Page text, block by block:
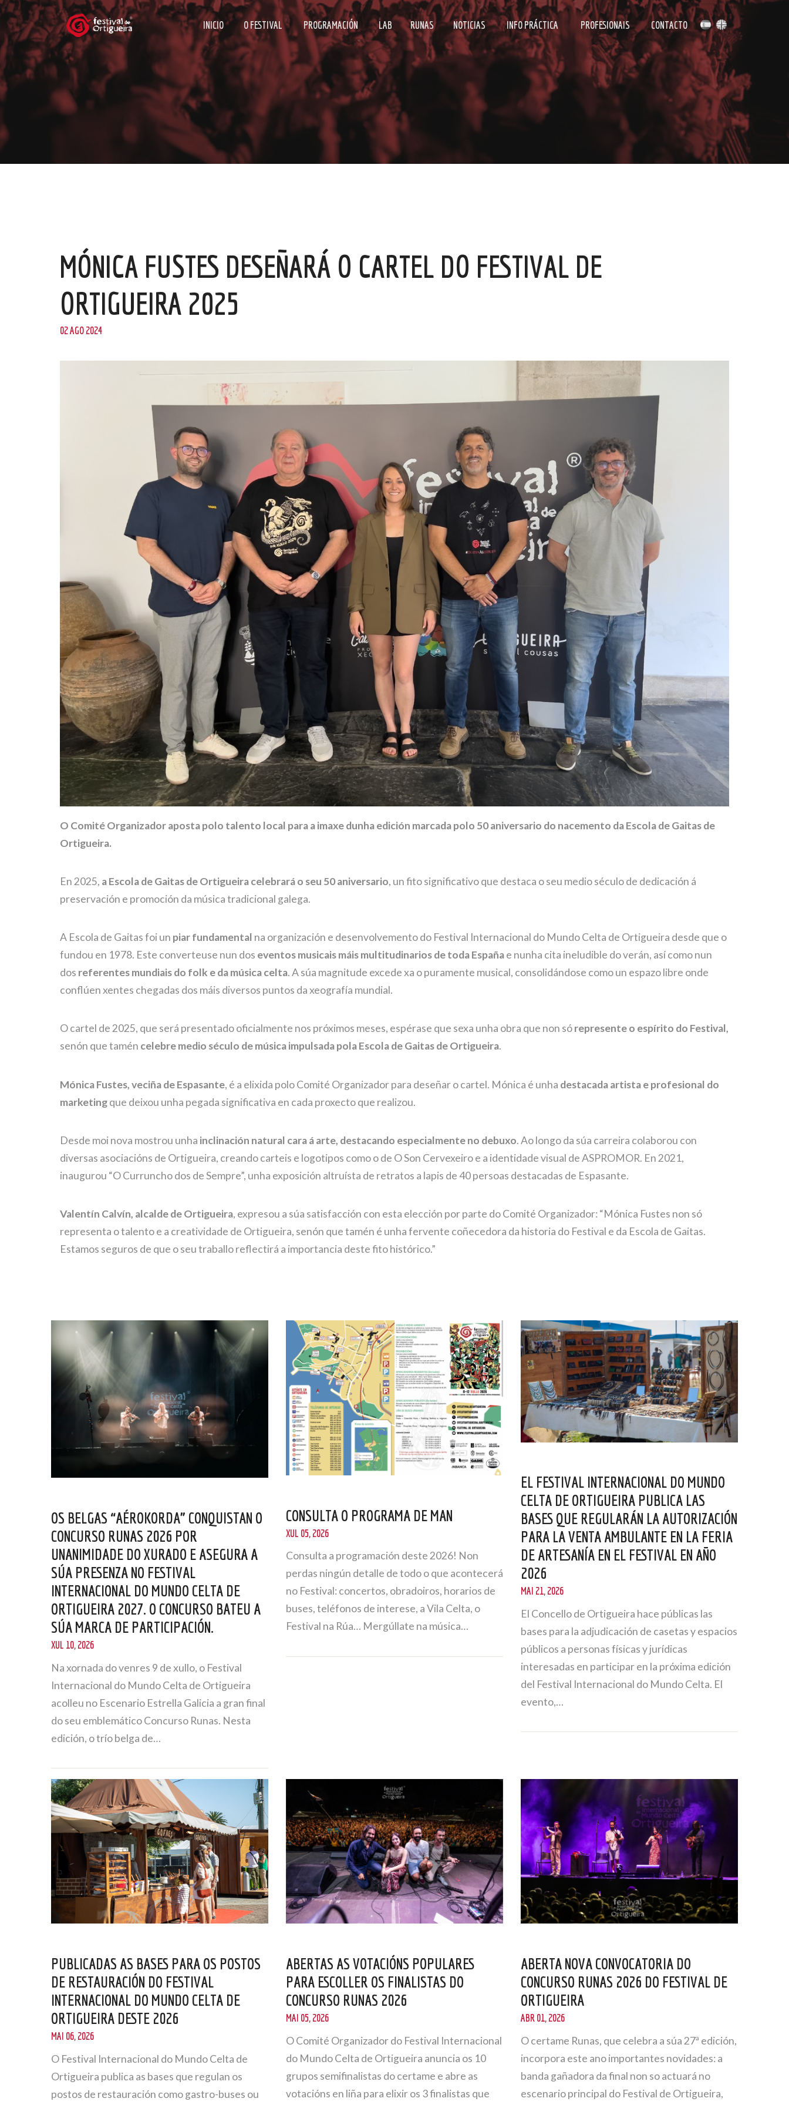
INICIO O FESTIVAL PROGRAMACIÓN LAB RUNAS NOTICIAS INFO PRÁCTICA PROFESIONAIS CONTACTO
MÓNICA FUSTES DESEÑARÁ O CARTEL DO FESTIVAL DE
ORTIGUEIRA 2025
02 AGO 2024
O Comité Organizador aposta polo talento local para a imaxe dunha edición marcada polo 50 aniversario do nacemento da Escola de Gaitas de
Ortigueira.
En 2025, a Escola de Gaitas de Ortigueira celebrará o seu 50 aniversario, un fito significativo que destaca o seu medio século de dedicación á
preservación e promoción da música tradicional galega.
A Escola de Gaitas foi un piar fundamental na organización e desenvolvemento do Festival Internacional do Mundo Celta de Ortigueira desde que o
fundou en 1978. Este converteuse nun dos eventos musicais máis multitudinarios de toda Españae nunha cita ineludible do verán, así como nun
dos referentes mundiais do folk e da música celta. A súa magnitude excede xa o puramente musical, consolidándose como un espazo libre onde
conflúen xentes chegadas dos máis diversos puntos da xeografía mundial.
O cartel de 2025, que será presentado oficialmente nos próximos meses, espérase que sexa unha obra que non sórepresente o espírito do Festival,
senón que tamén celebre medio século de música impulsada pola Escola de Gaitas de Ortigueira.
Mónica Fustes, veciña de Espasante, é a elixida polo Comité Organizador para deseñar o cartel. Mónica é unha destacada artista e profesional do
marketingque deixou unha pegada significativa en cada proxecto que realizou.
Desde moi nova mostrou unha inclinación natural cara á arte, destacando especialmente no debuxo. Ao longo da súa carreira colaborou con
diversas asociacións de Ortigueira, creando carteis e logotipos como o de O Son Cervexeiro e a identidade visual de ASPROMOR. En 2021,
inaugurou “O Curruncho dos de Sempre”, unha exposición altruísta de retratos a lapis de 40 persoas destacadas de Espasante.
Valentín Calvín, alcalde de Ortigueira, expresou a súa satisfacción con esta elección por parte do Comité Organizador: “Mónica Fustes non só
representa o talento e a creatividade de Ortigueira, senón que tamén é unha fervente coñecedora da historia do Festival e da Escola de Gaitas.
Estamos seguros de que o seu traballo reflectirá a importancia deste fito histórico.”
OS BELGAS “AÉROKORDA” CONQUISTAN O
CONCURSO RUNAS 2026 POR
UNANIMIDADE DO XURADO E ASEGURA A
SÚA PRESENZA NO FESTIVAL
INTERNACIONAL DO MUNDO CELTA DE
ORTIGUEIRA 2027. O CONCURSO BATEU A
SÚA MARCA DE PARTICIPACIÓN.
XUL 10, 2026
Na xornada do venres 9 de xullo, o Festival
Internacional do Mundo Celta de Ortigueira
acolleu no Escenario Estrella Galicia a gran final
do seu emblemático Concurso Runas. Nesta
edición, o trío belga de…
CONSULTA O PROGRAMA DE MAN
XUL 05, 2026
Consulta a programación deste 2026! Non
perdas ningún detalle de todo o que acontecerá
no Festival: concertos, obradoiros, horarios de
buses, teléfonos de interese, a Vila Celta, o
Festival na Rúa… Mergúllate na música…
EL FESTIVAL INTERNACIONAL DO MUNDO
CELTA DE ORTIGUEIRA PUBLICA LAS
BASES QUE REGULARÁN LA AUTORIZACIÓN
PARA LA VENTA AMBULANTE EN LA FERIA
DE ARTESANÍA EN EL FESTIVAL EN AÑO
2026
MAI 21, 2026
El Concello de Ortigueira hace públicas las
bases para la adjudicación de casetas y espacios
públicos a personas físicas y jurídicas
interesadas en participar en la próxima edición
del Festival Internacional do Mundo Celta. El
evento,…
PUBLICADAS AS BASES PARA OS POSTOS
DE RESTAURACIÓN DO FESTIVAL
INTERNACIONAL DO MUNDO CELTA DE
ORTIGUEIRA DESTE 2026
MAI 06, 2026
O Festival Internacional do Mundo Celta de
Ortigueira publica as bases que regulan os
postos de restauración como gastro-buses ou
ABERTAS AS VOTACIÓNS POPULARES
PARA ESCOLLER OS FINALISTAS DO
CONCURSO RUNAS 2026
MAI 05, 2026
O Comité Organizador do Festival Internacional
do Mundo Celta de Ortigueira anuncia os 10
grupos semifinalistas do certame e abre as
votacións en liña para elixir os 3 finalistas que
ABERTA NOVA CONVOCATORIA DO
CONCURSO RUNAS 2026 DO FESTIVAL DE
ORTIGUEIRA
ABR 01, 2026
O certame Runas, que celebra a súa 27ª edición,
incorpora este ano importantes novidades: a
banda gañadora da final non so actuará no
escenario principal do Festival de Ortigueira,